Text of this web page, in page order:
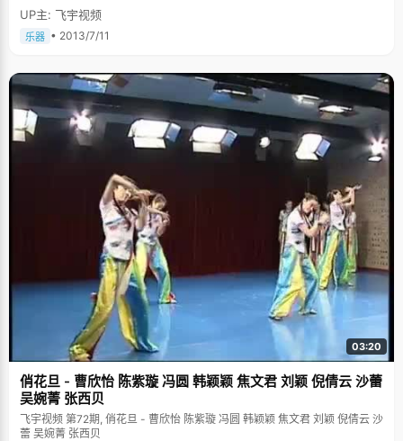
UP主: 飞宇视频
乐器 • 2013/7/11
03:20
俏花旦 - 曹欣怡 陈紫璇 冯圆 韩颖颖 焦文君 刘颖 倪倩云 沙蕾
吴婉菁 张西贝
飞宇视频 第72期, 俏花旦 - 曹欣怡 陈紫璇 冯圆 韩颖颖 焦文君 刘颖 倪倩云 沙
蕾 吴婉菁 张西贝